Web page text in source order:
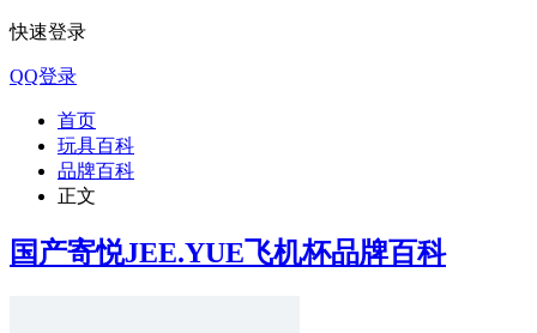
快速登录
QQ登录
首页
玩具百科
品牌百科
正文
国产寄悦JEE.YUE飞机杯品牌百科